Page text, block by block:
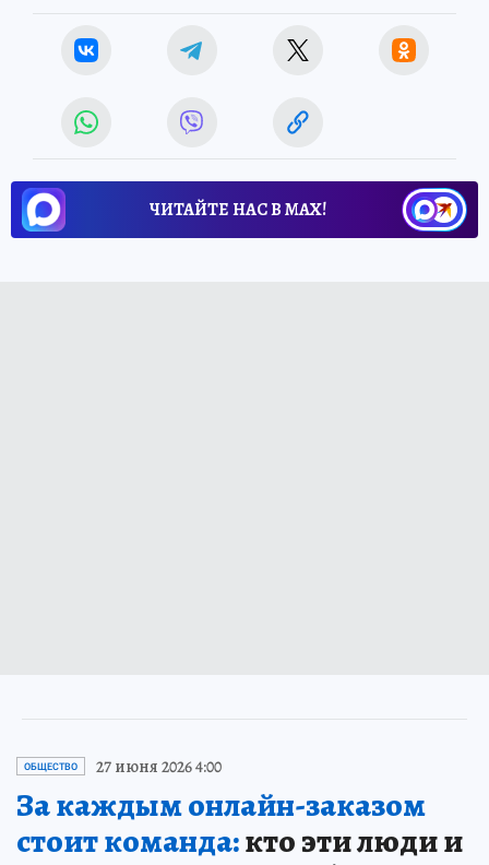
ЧИТАЙТЕ НАС В МАХ!
ОБЩЕСТВО 27 июня 2026 4:00
За каждым онлайн-заказом
стоит команда:кто эти люди и